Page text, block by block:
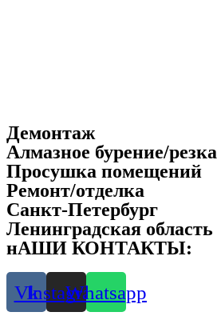
Демонтаж
Алмазное бурение/резка
Просушка помещений
Ремонт/отделка
Санкт-Петербург
Ленинградская область
нАШИ КОНТАКТЫ:
VkInstagramWhatsapp